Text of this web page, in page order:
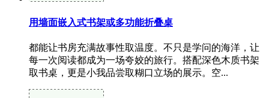
用墙面嵌入式书架或多功能折叠桌
都能让书房充满故事性取温度。不只是学问的海洋，让
每一次阅读都成为一场夸姣的旅行。搭配深色木质书架
取书桌，更是小我品尝取糊口立场的展示。空...